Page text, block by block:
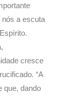
nós a escuta
cresce
“A
que, dando